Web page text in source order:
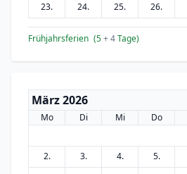
23.
24. 25. 26.
Frühjahrsferien (5+ 4Tage)
März 2026
Mo Di Mi Do
2.
3. 4. 5.